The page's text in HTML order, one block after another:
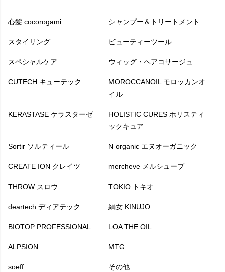
心髪 cocorogami シャンプー＆トリートメント
スタイリング ビューティーツール
スペシャルケア ウィッグ・ヘアコサージュ
CUTECH キューテック
MOROCCANOIL モロッカンオ
イル
KERASTASE ケラスターゼ
HOLISTIC CURES ホリスティ
ックキュア
Sortir ソルティール N organic エヌオーガニック
CREATE ION クレイツ mercheve メルシューブ
THROW スロウ TOKIO トキオ
deartech ディアテック 絹女 KINUJO
BIOTOP PROFESSIONAL LOA THE OIL
ALPSION MTG
soeff その他